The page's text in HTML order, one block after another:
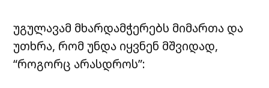
უგულავამ მხარდამჭერებს მიმართა და
უთხრა, რომ უნდა იყვნენ მშვიდად,
“როგორც არასდროს”: